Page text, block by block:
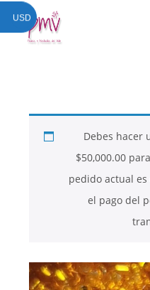
26
NOVIEMBRE
26
Debes hacer
$50,000.00
pedido actual es
el pago del
USD